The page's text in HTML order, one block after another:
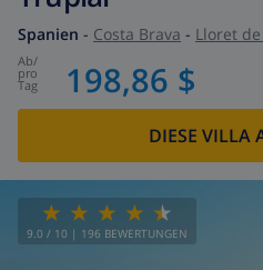
Spanien - Costa Brava - Lloret
ab/
pro
Tag 198,86 $
DIESE VILLA
9.0 / 10 | 196 BEWERTUNGEN